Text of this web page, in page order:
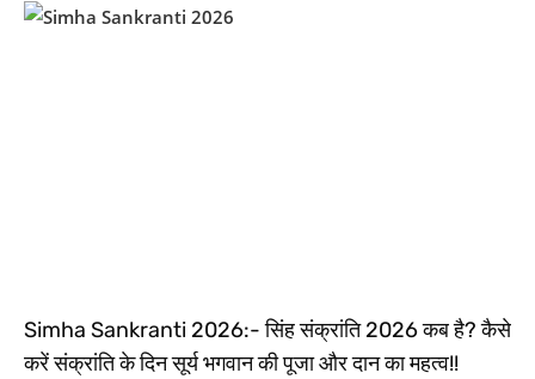
Simha Sankranti 2026:- सिंह संक्रांति 2026 कब है? कैसे
करें संक्रांति के दिन सूर्य भगवान की पूजा और दान का महत्व!!